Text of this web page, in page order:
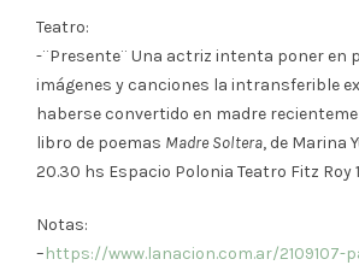
Teatro:
-¨Presente¨ Una actriz intenta poner en
imágenes y canciones la intransferible
haberse convertido en madre
libro de poemas Madre Soltera, de Marina
20.30 hs Espacio Polonia Teatro Fitz Roy
Notas:
–https://www.lanacion.com.ar/2109107-